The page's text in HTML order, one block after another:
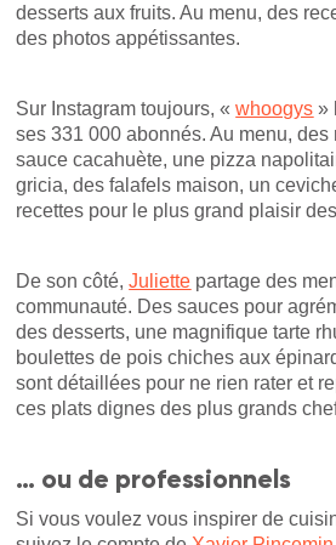
desserts aux fruits. Au menu, des
des photos appétissantes.
Sur Instagram toujours, «whoogys »
ses 331 000 abonnés. Au menu,
sauce cacahuète, une pizza
gricia, des falafels maison, un
recettes pour le plus grand plaisir
De son côté,Juliette partage des
communauté. Des sauces pour
des desserts, une magnifique tarte
boulettes de pois chiches aux
sont détaillées pour ne rien rater et
ces plats dignes des plus grands
… ou de professionnels
Si vous voulez vous inspirer de